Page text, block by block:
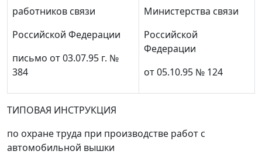
работников связи
Российской Федерации
письмо от 03.07.95 г. №
384
Министерства связи
Российской
Федерации
от 05.10.95 № 124
ТИПОВАЯ ИНСТРУКЦИЯ
по охране труда при производстве работ с
автомобильной вышки